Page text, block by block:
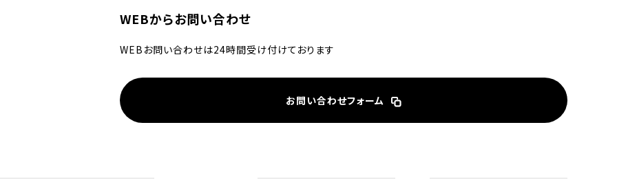
WEBからお問い合わせ
WEBお問い合わせは24時間受け付けております
お問い合わせフォーム